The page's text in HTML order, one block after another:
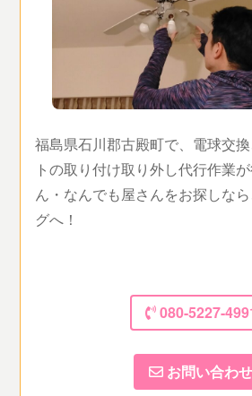
福島県石川郡古殿町で、電球交
トの取り付け取り外し代行作業
ん・なんでも屋さんをお探しな
グへ！
080-5227-
お問い合わせ